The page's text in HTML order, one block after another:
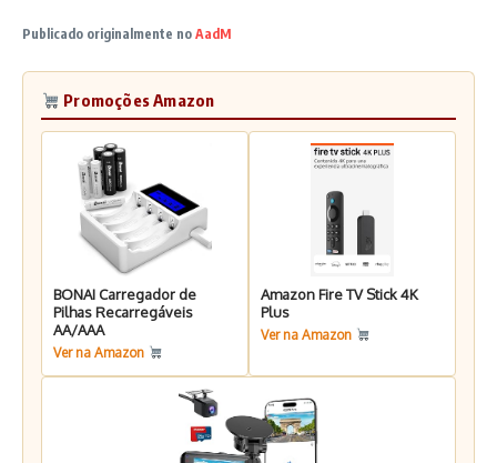
Publicado originalmente no AadM
Promoções Amazon
BONAI Carregador de
Pilhas Recarregáveis
AA/AAA
Ver na Amazon
Amazon Fire TV Stick 4K
Plus
Ver na Amazon